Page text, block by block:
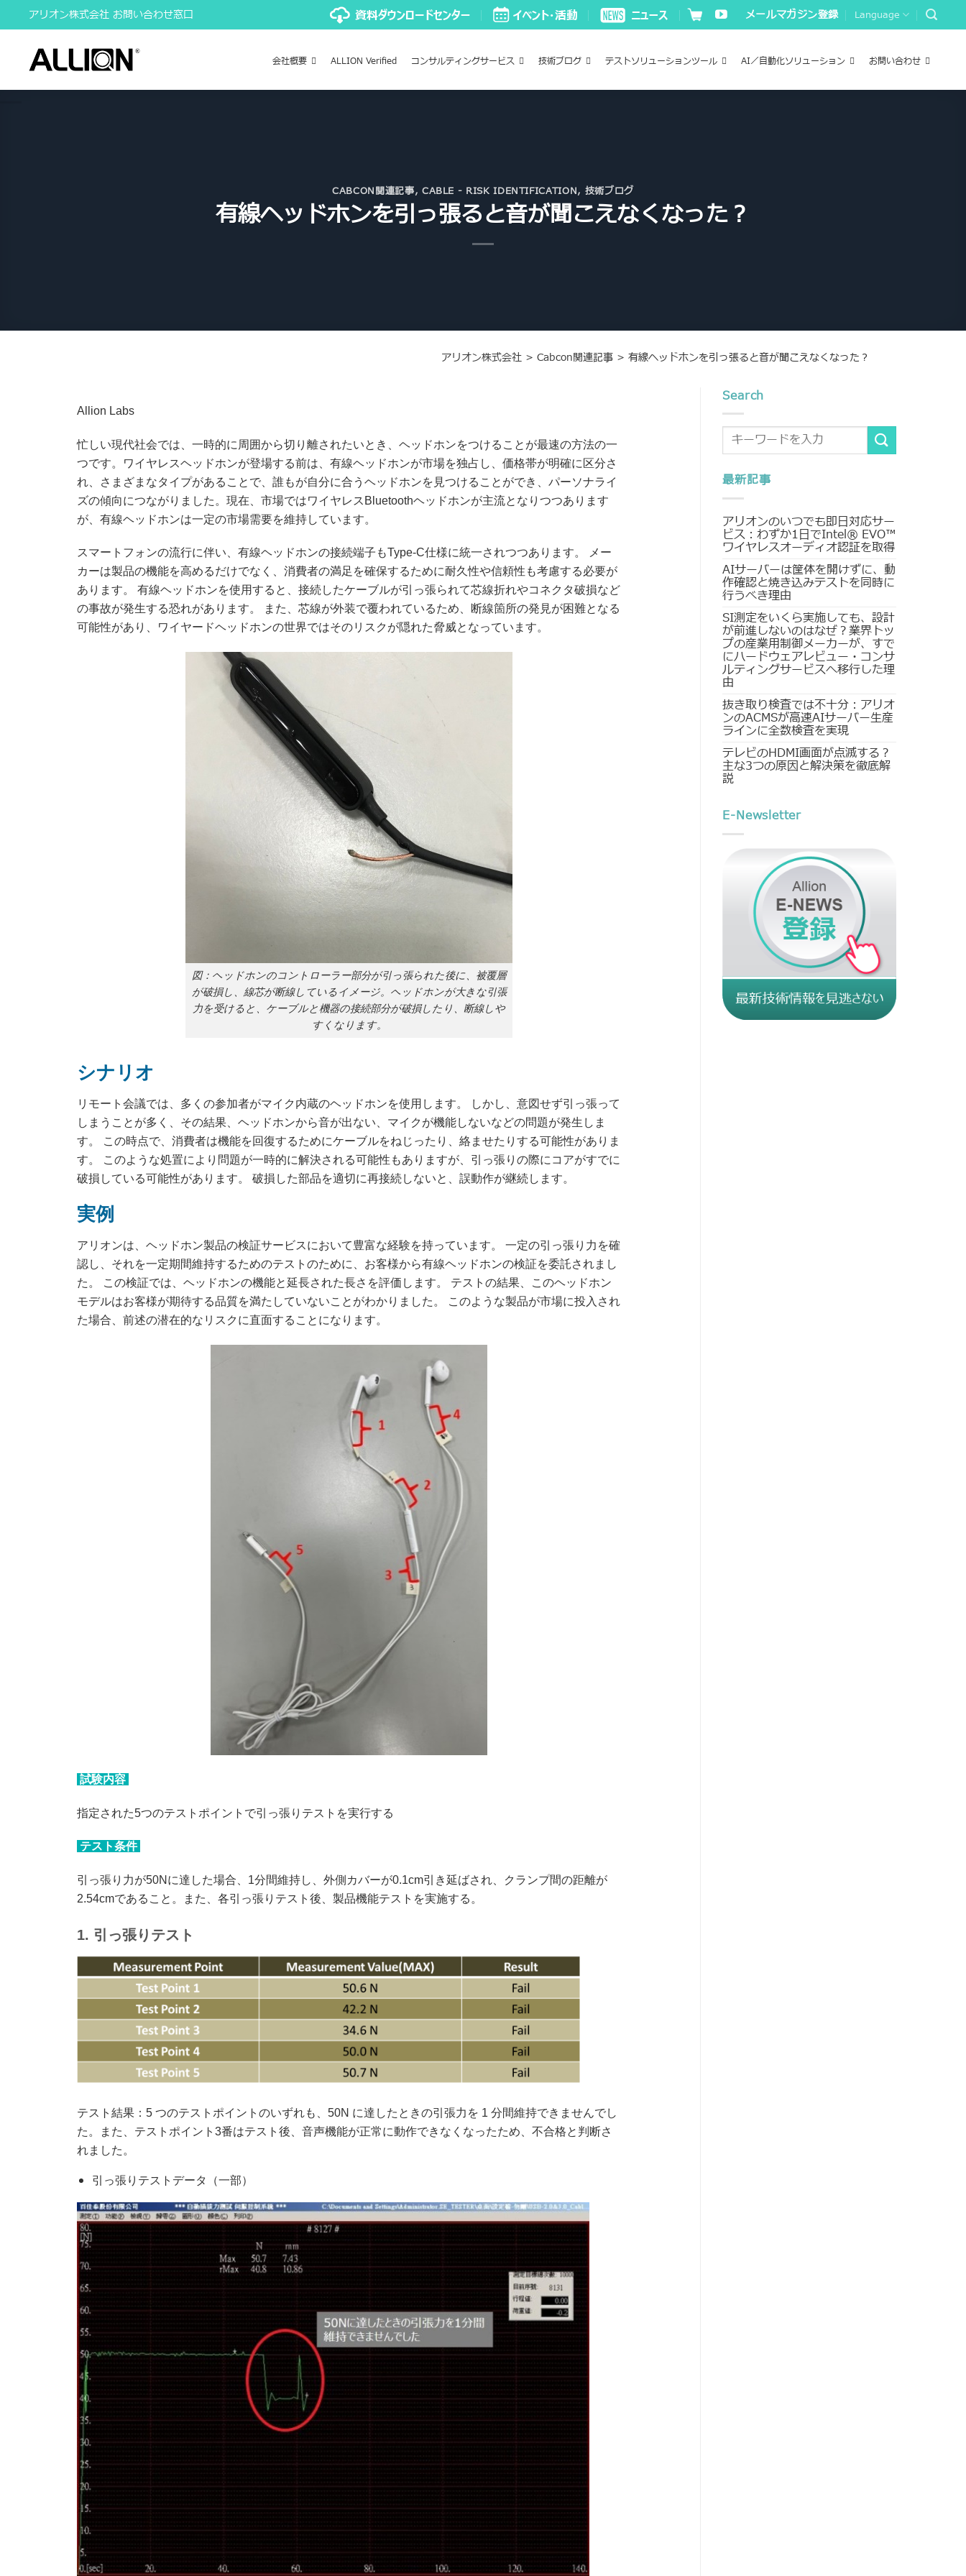
to
content
アリオン株式会社 お問い合わせ窓口 メールマガジン登録 Language
会社概要 ALLION Verified コンサルティングサービス 技術ブログ テストソリューションツール AI／自動化ソリューション お問い合わせ
CABCON関連記事, CABLE - RISK IDENTIFICATION, 技術ブログ
有線ヘッドホンを引っ張ると音が聞こえなくなった？
アリオン株式会社> Cabcon関連記事> 有線ヘッドホンを引っ張ると音が聞こえなくなった？
Allion Labs
忙しい現代社会では、一時的に周囲から切り離されたいとき、ヘッドホンをつけることが最速の方法の一
つです。ワイヤレスヘッドホンが登場する前は、有線ヘッドホンが市場を独占し、価格帯が明確に区分さ
れ、さまざまなタイプがあることで、誰もが自分に合うヘッドホンを見つけることができ、パーソナライ
ズの傾向につながりました。現在、市場ではワイヤレスBluetoothヘッドホンが主流となりつつあります
が、有線ヘッドホンは一定の市場需要を維持しています。
スマートフォンの流行に伴い、有線ヘッドホンの接続端子もType-C仕様に統一されつつあります。 メー
カーは製品の機能を高めるだけでなく、消費者の満足を確保するために耐久性や信頼性も考慮する必要が
あります。 有線ヘッドホンを使用すると、接続したケーブルが引っ張られて芯線折れやコネクタ破損など
の事故が発生する恐れがあります。 また、芯線が外装で覆われているため、断線箇所の発見が困難となる
可能性があり、ワイヤードヘッドホンの世界ではそのリスクが隠れた脅威となっています。
図：ヘッドホンのコントローラー部分が引っ張られた後に、被覆層
が破損し、線芯が断線しているイメージ。ヘッドホンが大きな引張
力を受けると、ケーブルと機器の接続部分が破損したり、断線しや
すくなります。
シナリオ
リモート会議では、多くの参加者がマイク内蔵のヘッドホンを使用します。 しかし、意図せず引っ張って
しまうことが多く、その結果、ヘッドホンから音が出ない、マイクが機能しないなどの問題が発生しま
す。 この時点で、消費者は機能を回復するためにケーブルをねじったり、絡ませたりする可能性がありま
す。 このような処置により問題が一時的に解決される可能性もありますが、引っ張りの際にコアがすでに
破損している可能性があります。 破損した部品を適切に再接続しないと、誤動作が継続します。
実例
アリオンは、ヘッドホン製品の検証サービスにおいて豊富な経験を持っています。 一定の引っ張り力を確
認し、それを一定期間維持するためのテストのために、お客様から有線ヘッドホンの検証を委託されまし
た。 この検証では、ヘッドホンの機能と延長された長さを評価します。 テストの結果、このヘッドホン
モデルはお客様が期待する品質を満たしていないことがわかりました。 このような製品が市場に投入され
た場合、前述の潜在的なリスクに直面することになります。
試験内容
指定された5つのテストポイントで引っ張りテストを実行する
テスト条件
引っ張り力が50Nに達した場合、1分間維持し、外側カバーが0.1cm引き延ばされ、クランプ間の距離が
2.54cmであること。また、各引っ張りテスト後、製品機能テストを実施する。
1. 引っ張りテスト
テスト結果：5 つのテストポイントのいずれも、50N に達したときの引張力を 1 分間維持できませんでし
た。また、テストポイント3番はテスト後、音声機能が正常に動作できなくなったため、不合格と判断さ
れました。
引っ張りテストデータ（一部）
Search
最新記事
アリオンのいつでも即日対応サー
ビス：わずか1日でIntel® EVO™
ワイヤレスオーディオ認証を取得
AIサーバーは筐体を開けずに、動
作確認と焼き込みテストを同時に
行うべき理由
SI測定をいくら実施しても、設計
が前進しないのはなぜ？業界トッ
プの産業用制御メーカーが、すで
にハードウェアレビュー・コンサ
ルティングサービスへ移行した理
由
抜き取り検査では不十分：アリオ
ンのACMSが高速AIサーバー生産
ラインに全数検査を実現
テレビのHDMI画面が点滅する？
主な3つの原因と解決策を徹底解
説
E-Newsletter